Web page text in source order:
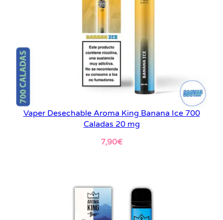
Vaper Desechable Aroma King Banana Ice 700
Caladas 20 mg
7,90€